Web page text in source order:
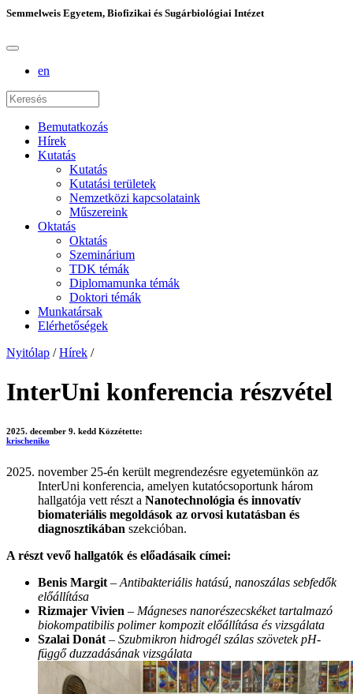
Semmelweis Egyetem, Biofizikai és Sugárbiológiai Intézet
en
Bemutatkozás
Hírek
Kutatás
Kutatás
Kutatási területek
Nemzetközi kapcsolataink
Műszereink
Oktatás
Oktatás
Szeminárium
TDK témák
Diplomamunka témák
Doktori témák
Munkatársak
Elérhetőségek
Nyitólap / Hírek /
InterUni konferencia részvétel
2025. december 9. kedd Közzétette:
krischeniko
november 25-én került megrendezésre egyetemünkön az
InterUni konferencia, amelyen kutatócsoportunk három
hallgatója vett részt a Nanotechnológia és innovatív
biomateriális megoldások az orvosi kutatásban és
diagnosztikában szekcióban.
A részt vevő hallgatók és előadásaik címei:
Benis Margit – Antibakteriális hatású, nanoszálas sebfedők
előállítása
Rizmajer Vivien – Mágneses nanorészecskéket tartalmazó
biokompatibilis polimer kompozit előállítása és vizsgálata
Szalai Donát – Szubmikron hidrogél szálas szövetek pH-
függő duzzadásának vizsgálata